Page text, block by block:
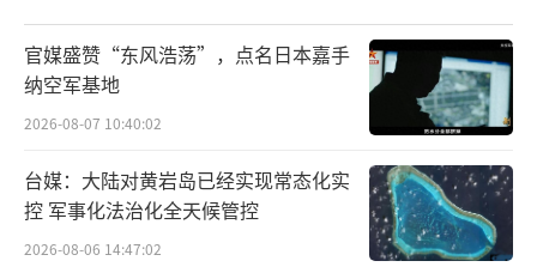
官媒盛赞“东风浩荡”，点名日本嘉手
纳空军基地
2026-08-07 10:40:02
台媒：大陆对黄岩岛已经实现常态化实
控 军事化法治化全天候管控
2026-08-06 14:47:02